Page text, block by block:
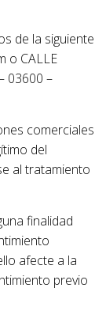
de la siguiente
o CALLE
03600 –
comerciales
del
al tratamiento
finalidad
afecte a la
previo